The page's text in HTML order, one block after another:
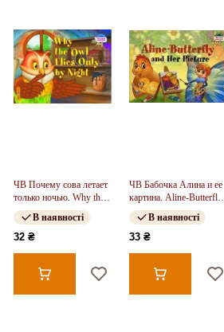
ЧВ Почему сова летает
только ночью. Why the
owl flies only by night
В наявності
32 ₴
ЧВ Бабочка Алина и ее
картина. Aline-Butterfly
and Her Picture
В наявності
33 ₴